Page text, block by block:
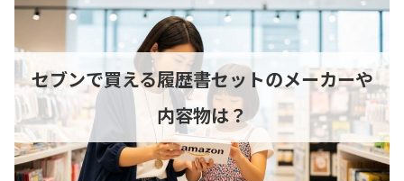
セブンで買える履歴書セットのメーカーや
内容物は？